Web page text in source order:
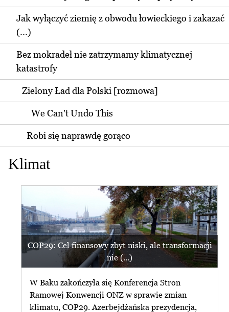
Jak wyłączyć ziemię z obwodu łowieckiego i zakazać
(...)
Bez mokradeł nie zatrzymamy klimatycznej
katastrofy
Zielony Ład dla Polski [rozmowa]
We Can't Undo This
Robi się naprawdę gorąco
Klimat
COP29: Cel finansowy zbyt niski, ale transformacji
nie (...)
W Baku zakończyła się Konferencja Stron
Ramowej Konwencji ONZ w sprawie zmian
klimatu, COP29. Azerbejdżańska prezydencja,